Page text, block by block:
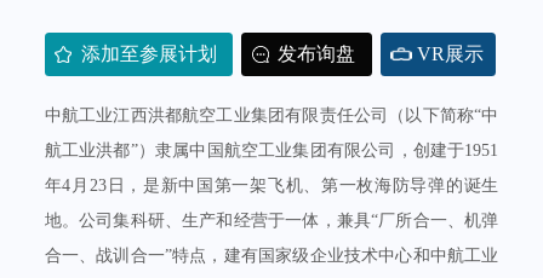
添加至参展计划 发布询盘 VR展示
中航工业江西洪都航空工业集团有限责任公司（以下简称“中
航工业洪都”）隶属中国航空工业集团有限公司，创建于1951
年4月23日，是新中国第一架飞机、第一枚海防导弹的诞生
地。公司集科研、生产和经营于一体，兼具“厂所合一、机弹
合一、战训合一”特点，建有国家级企业技术中心和中航工业